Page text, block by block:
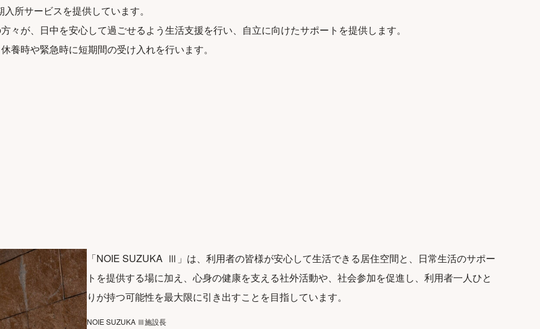
所サービスを提供しています。
が、日中を安心して過ごせるよう生活支援を行い、自立に向けたサポートを提供します。
時や緊急時に短期間の受け入れを行います。
「NOIE SUZUKA  Ⅲ」は、利用者の皆様が安心して生活できる居住空間と、日常生活のサポー
トを提供する場に加え、心身の健康を支える社外活動や、社会参加を促進し、利用者一人ひと
りが持つ可能性を最大限に引き出すことを目指しています。
NOIE SUZUKA Ⅲ施設長